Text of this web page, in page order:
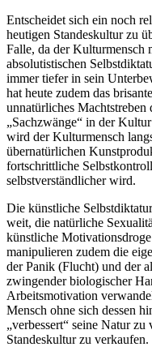
Entscheidet sich ein noch
heutigen Standeskultur zu
Falle, da der Kulturmensch
absolutistischen
immer tiefer in sein
hat heute zudem das
unnatürliches Machtstreben
„Sachzwänge“ in der
wird der Kulturmensch
übernatürlichen
fortschrittliche
selbstverständlicher wird.
Die künstliche
weit, die natürliche
künstliche
manipulieren zudem die
der Panik (Flucht) und der
zwingender biologischer
Arbeitsmotivation
Mensch ohne sich dessen
„verbessert“ seine Natur
Standeskultur zu verkaufen.